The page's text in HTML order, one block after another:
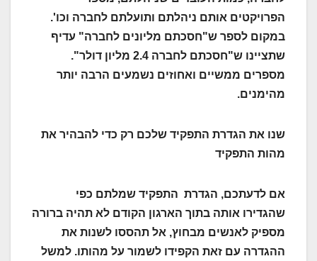
הפרויקטים אותם ניהלתם ותועלתם לחברה וכו'.
במקום לספר ש"חסכתם מליונים לחברה" עדיף
שתציינו ש"חסכתם לחברה 2.4 מליון דולר".
מספרים ממשיים ואחוזים נשמעים הרבה יותר
מהימנים.
שנו את הגדרת התפקיד שלכם רק כדי להבהיר את
מהות התפקיד
אם לדעתכם, הגדרת התפקיד שמלתם כפי
שהגדירו אותה בתוך הארגון הקודם לא תהיה ברורה
מספיק לאנשים מבחוץ, אל תהססו לשנות את
ההגדרה עם זאת הקפידו לשמור על מהותו. למשל